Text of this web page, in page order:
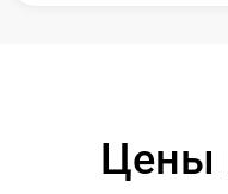
Цены